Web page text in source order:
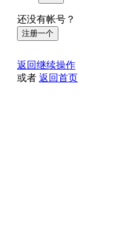
还没有帐号？
注册一个
返回继续操作
或者 返回首页